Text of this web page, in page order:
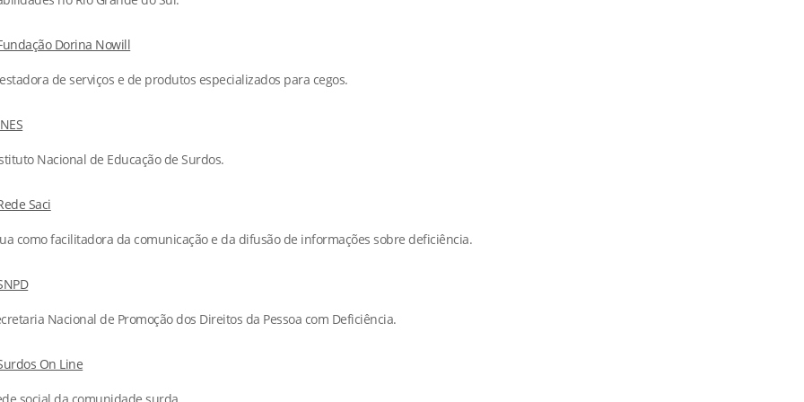
Dorina Nowill
de serviços e de produtos especializados para cegos.
Nacional de Educação de Surdos.
Saci
como facilitadora da comunicação e da difusão de informações sobre deficiência.
Nacional de Promoção dos Direitos da Pessoa com Deficiência.
On Line